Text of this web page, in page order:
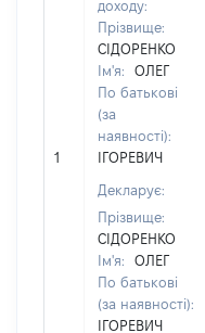
1
доходу:
Прізвище:
СІДОРЕНКО
Ім'я:
ОЛЕГ
По батькові
(за
наявності):
ІГОРЕВИЧ
Декларує:
Прізвище:
СІДОРЕНКО
Ім'я:
ОЛЕГ
По батькові
(за наявності):
ІГОРЕВИЧ